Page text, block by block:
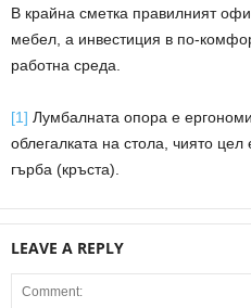
В крайна сметка правилният
мебел, а инвестиция в по-
работна среда.
[1] Лумбалната опора е
облегалката на стола, чиято
гърба (кръста).
LEAVE A REPLY